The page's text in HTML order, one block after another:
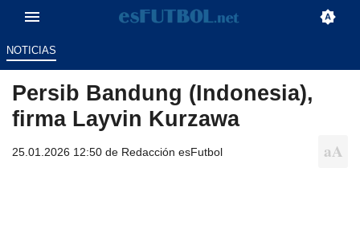
NOTICIAS
Persib Bandung (Indonesia),
firma Layvin Kurzawa
25.01.2026 12:50 de Redacción esFutbol